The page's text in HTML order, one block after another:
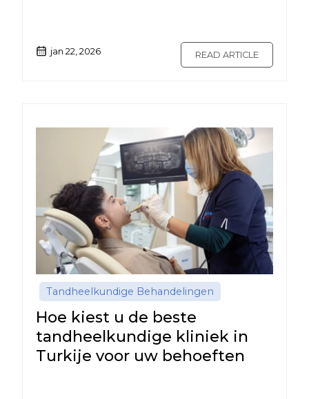
jan 22, 2026 READ ARTICLE
Tandheelkundige Behandelingen
Hoe kiest u de beste
tandheelkundige kliniek in
Turkije voor uw behoeften